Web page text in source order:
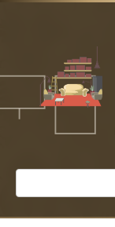
Перейти
Поиск: